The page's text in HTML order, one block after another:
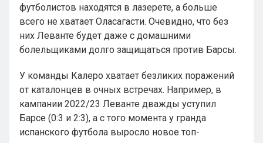
футболистов находятся в лазерете, а больше
всего не хватает Оласагасти. Очевидно, что без
них Леванте будет даже с домашними
болельщиками долго защищаться против Барсы.
У команды Калеро хватает безликих поражений
от каталонцев в очных встречах. Например, в
кампании 2022/23 Леванте дважды уступил
Барсе (0:3 и 2:3), а с того момента у гранда
испанского футбола выросло новое топ-